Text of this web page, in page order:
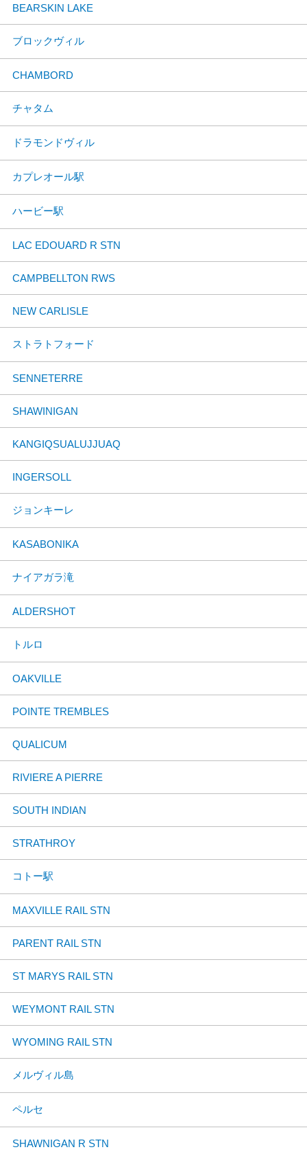
BEARSKIN LAKE
ブロックヴィル
CHAMBORD
チャタム
ドラモンドヴィル
カプレオール駅
ハービー駅
LAC EDOUARD R STN
CAMPBELLTON RWS
NEW CARLISLE
ストラトフォード
SENNETERRE
SHAWINIGAN
KANGIQSUALUJJUAQ
INGERSOLL
ジョンキーレ
KASABONIKA
ナイアガラ滝
ALDERSHOT
トルロ
OAKVILLE
POINTE TREMBLES
QUALICUM
RIVIERE A PIERRE
SOUTH INDIAN
STRATHROY
コトー駅
MAXVILLE RAIL STN
PARENT RAIL STN
ST MARYS RAIL STN
WEYMONT RAIL STN
WYOMING RAIL STN
メルヴィル島
ペルセ
SHAWNIGAN R STN